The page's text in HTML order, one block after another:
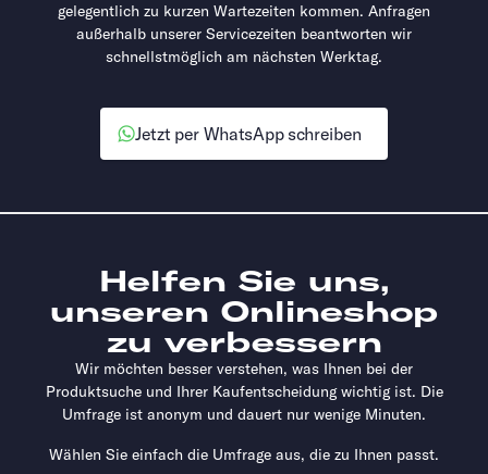
gelegentlich zu kurzen Wartezeiten kommen. Anfragen
außerhalb unserer Servicezeiten beantworten wir
schnellstmöglich am nächsten Werktag.
Jetzt per WhatsApp schreiben
Helfen Sie uns,
unseren Onlineshop
zu verbessern
Wir möchten besser verstehen, was Ihnen bei der
Produktsuche und Ihrer Kaufentscheidung wichtig ist. Die
Umfrage ist anonym und dauert nur wenige Minuten.
Wählen Sie einfach die Umfrage aus, die zu Ihnen passt.